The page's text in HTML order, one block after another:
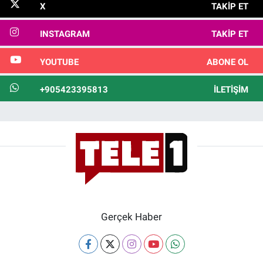
X TAKIP ET
INSTAGRAM TAKIP ET
YOUTUBE ABONE OL
+905423395813 İLETIŞIM
Gerçek Haber